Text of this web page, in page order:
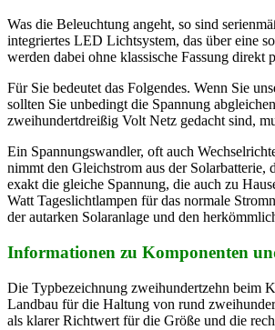
Was die Beleuchtung angeht, so sind
integriertes LED Lichtsystem, das über eine
werden dabei ohne klassische Fassung direkt
Für Sie bedeutet das Folgendes. Wenn Sie
sollten Sie unbedingt die Spannung
zweihundertdreißig Volt Netz gedacht sind,
Ein Spannungswandler, oft auch
nimmt den Gleichstrom aus der
exakt die gleiche Spannung, die auch zu
Watt Tageslichtlampen für das normale
der autarken Solaranlage und den
Informationen zu Komponenten
Die Typbezeichnung zweihundertzehn beim
Landbau für die Haltung von rund
als klarer Richtwert für die Größe und die